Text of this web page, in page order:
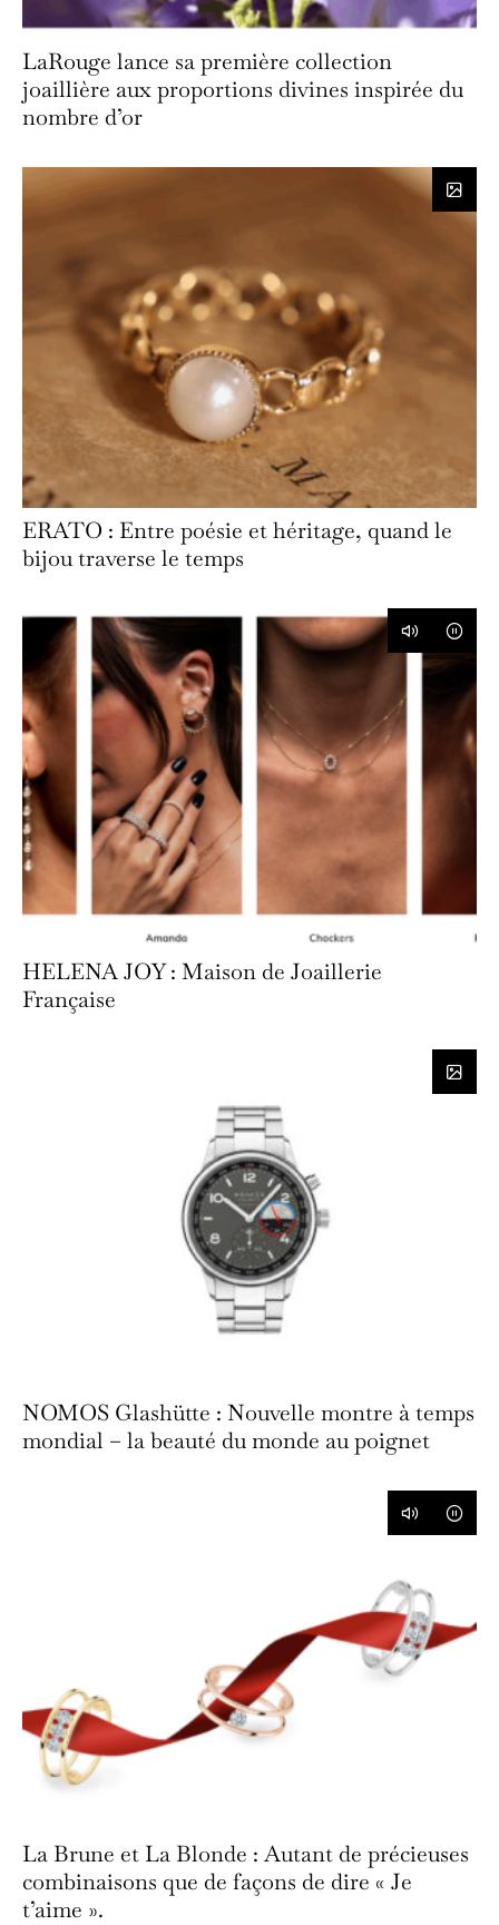
LaRouge lance sa première collection
joaillière aux proportions divines inspirée du
nombre d’or
ERATO : Entre poésie et héritage, quand le
bijou traverse le temps
HELENA JOY : Maison de Joaillerie
Française
NOMOS Glashütte : Nouvelle montre à temps
mondial – la beauté du monde au poignet
La Brune et La Blonde : Autant de précieuses
combinaisons que de façons de dire « Je
t’aime ».